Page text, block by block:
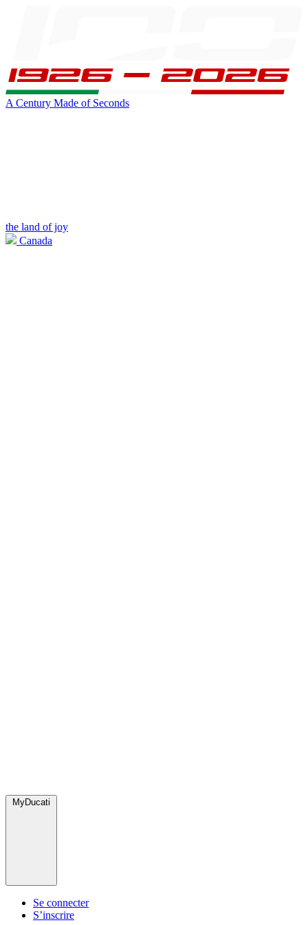
A Century Made of Seconds
the land of joy
Canada
MyDucati
Se connecter
S’inscrire